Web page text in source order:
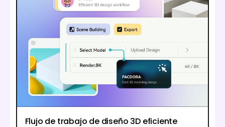
Flujo de trabajo de diseño 3D eficiente